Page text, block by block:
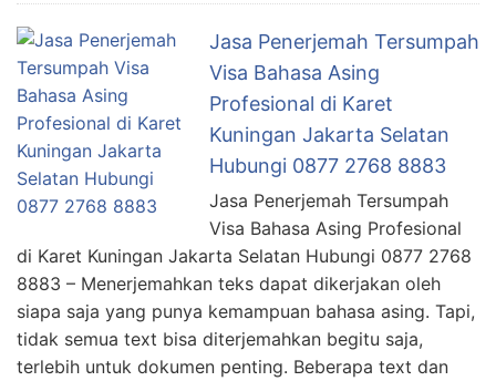
Jasa Penerjemah Tersumpah
Visa Bahasa Asing
Profesional di Karet
Kuningan Jakarta Selatan
Hubungi 0877 2768 8883
Jasa Penerjemah Tersumpah
Visa Bahasa Asing Profesional
di Karet Kuningan Jakarta Selatan Hubungi 0877 2768
8883 – Menerjemahkan teks dapat dikerjakan oleh
siapa saja yang punya kemampuan bahasa asing. Tapi,
tidak semua text bisa diterjemahkan begitu saja,
terlebih untuk dokumen penting. Beberapa text dan